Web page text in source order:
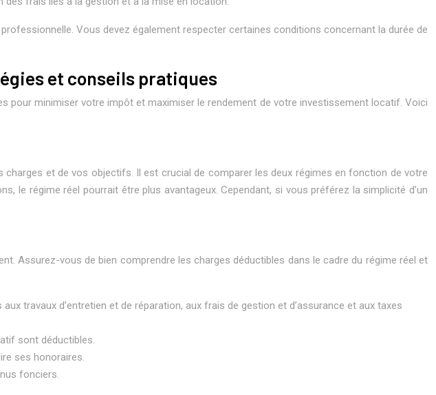
Vous devez également respecter certaines conditions concernant la durée de
et conseils pratiques
minimiser votre impôt et maximiser le rendement de votre investissement locatif. Voici
et de vos objectifs. Il est crucial de comparer les deux régimes en fonction de votre
le régime réel pourrait être plus avantageux. Cependant, si vous préférez la simplicité d’un
Assurez-vous de bien comprendre les charges déductibles dans le cadre du régime réel et
travaux d’entretien et de réparation, aux frais de gestion et d’assurance et aux taxes
sont déductibles.
ses honoraires.
fonciers.